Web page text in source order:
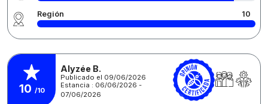
Región 10
10 /10
Alyzée B.
Publicado el 09/06/2026
Estancia : 06/06/2026 -
07/06/2026